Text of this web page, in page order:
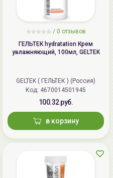
/ 0 отзывов
ГЕЛЬТЕК hydratation Крем
увлажняющий, 100мл, GELTEK
GELTEK ( ГЕЛЬТЕК ) (Россия)
Код: 4670014501945
100.32 руб.
в корзину